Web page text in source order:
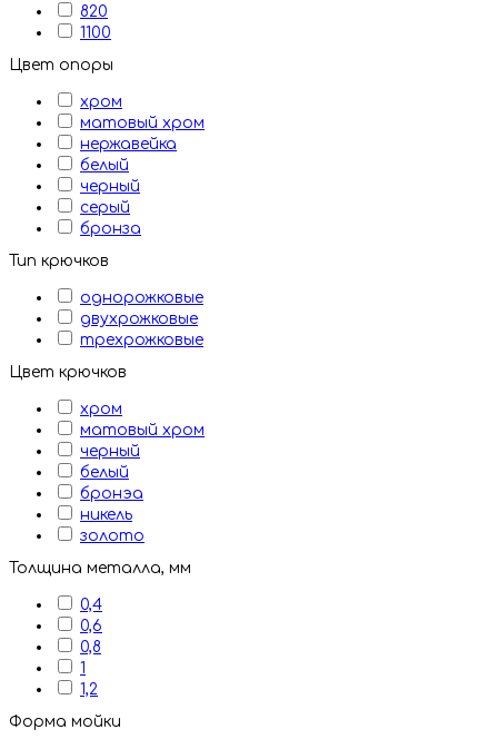
820
1100
Цвет опоры
хром
матовый хром
нержавейка
белый
черный
серый
бронза
Тип крючков
однорожковые
двухрожковые
трехрожковые
Цвет крючков
хром
матовый хром
черный
белый
бронэа
никель
золото
Толщина металла, мм
0,4
0,6
0,8
1
1,2
Форма мойки